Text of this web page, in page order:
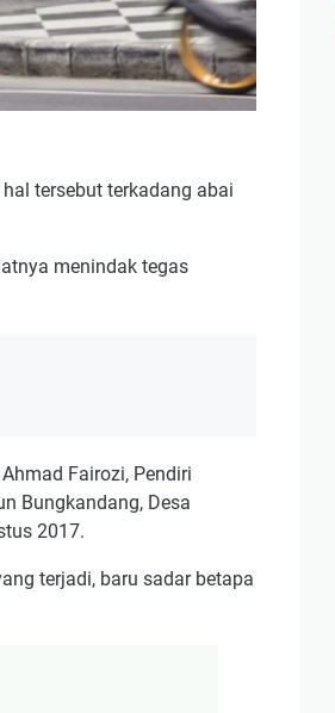
tersebut terkadang abai
menindak tegas
Fairozi, Pendiri
Bungkandang, Desa
2017.
terjadi, baru sadar betapa